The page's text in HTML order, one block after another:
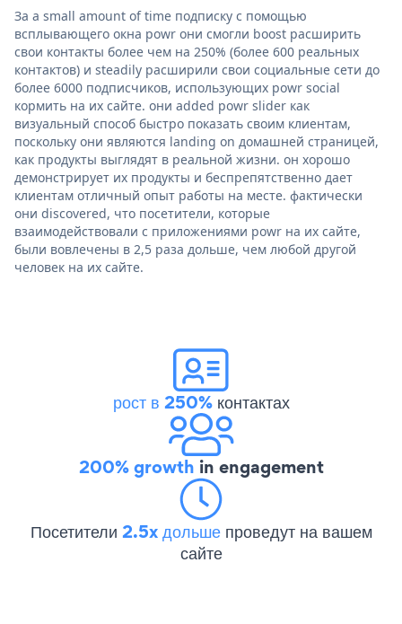
За a small amount of time подписку с помощью
всплывающего окна powr они смогли boost расширить
свои контакты более чем на 250% (более 600 реальных
контактов) и steadily расширили свои социальные сети до
более 6000 подписчиков, использующих powr social
кормить на их сайте. они added powr slider как
визуальный способ быстро показать своим клиентам,
поскольку они являются landing on домашней страницей,
как продукты выглядят в реальной жизни. он хорошо
демонстрирует их продукты и беспрепятственно дает
клиентам отличный опыт работы на месте. фактически
они discovered, что посетители, которые
взаимодействовали с приложениями powr на их сайте,
были вовлечены в 2,5 раза дольше, чем любой другой
человек на их сайте.
рост в 250%контактах
200% growth in engagement
Посетители 2.5x дольше проведут на вашем
сайте